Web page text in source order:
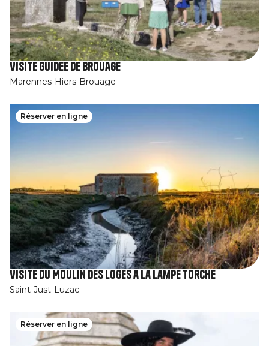
Visite guidée de Brouage
Marennes-Hiers-Brouage
Réserver en ligne
Visite du Moulin des Loges à la Lampe Torche
Saint-Just-Luzac
Réserver en ligne